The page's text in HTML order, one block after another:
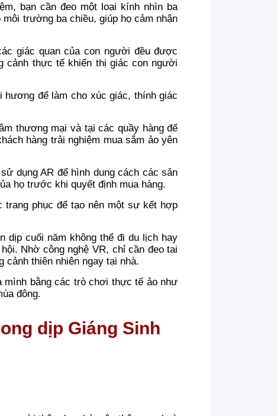
bạn cần đeo một loại kính nhìn ba
trường ba chiều, giúp họ cảm nhận
giác quan của con người đều được
cảnh thực tế khiến thị giác con người
hương để làm cho xúc giác, thính giác
thương mại và tại các quầy hàng để
hàng trải nghiệm mua sắm ảo yên
dụng AR để hình dung cách các sản
họ trước khi quyết định mua hàng.
trang phục để tạo nên một sự kết hợp
dịp cuối năm không thể đi du lịch hay
Nhờ công nghệ VR, chỉ cần đeo tai
cảnh thiên nhiên ngay tại nhà.
bằng các trò chơi thực tế ảo như
đông.
dịp Giáng Sinh